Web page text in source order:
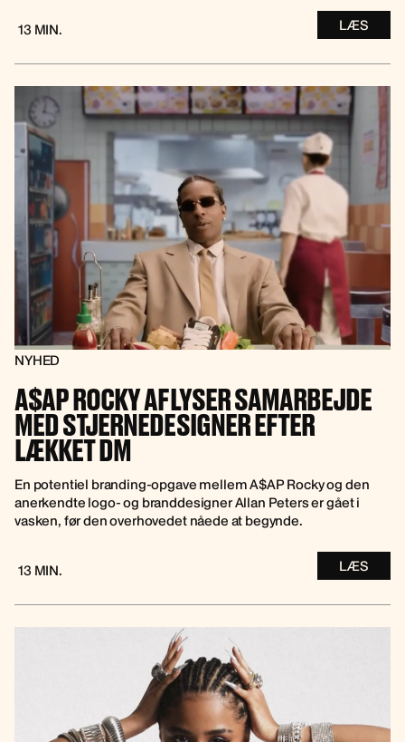
13 MIN. LÆS
NYHED
A$AP ROCKY AFLYSER SAMARBEJDE
MED STJERNEDESIGNER EFTER
LÆKKET DM
En potentiel branding-opgave mellem A$AP Rocky og den
anerkendte logo- og branddesigner Allan Peters er gået i
vasken, før den overhovedet nåede at begynde.
13 MIN. LÆS